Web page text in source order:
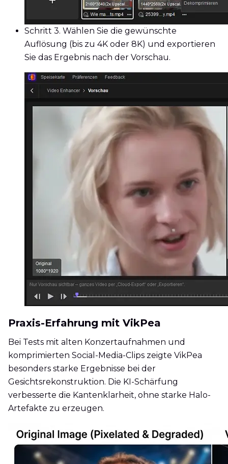
Schritt 3. Wählen Sie die gewünschte
Auflösung (bis zu 4K oder 8K) und exportieren
Sie das Ergebnis nach der Vorschau.
Praxis-Erfahrung mit VikPea
Bei Tests mit alten Konzertaufnahmen und
komprimierten Social-Media-Clips zeigte VikPea
besonders starke Ergebnisse bei der
Gesichtsrekonstruktion. Die KI-Schärfung
verbesserte die Kantenklarheit, ohne starke Halo-
Artefakte zu erzeugen.